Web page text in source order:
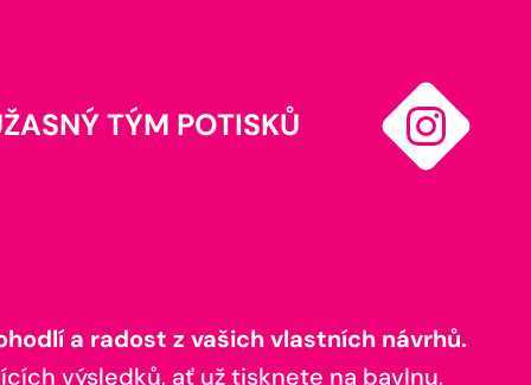
TÝM POTISKŮ
a radost z vašich vlastních návrhů.
výsledků, ať už tisknete na bavlnu,